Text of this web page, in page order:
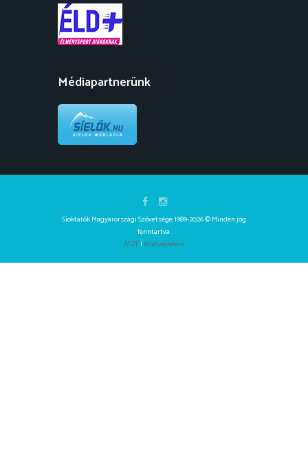
Médiapartnerünk
Síoktatók Magyarországi Szövetsége 1989-2026 © Minden jog
fenntartva.
ÁSZF|Adatvédelem